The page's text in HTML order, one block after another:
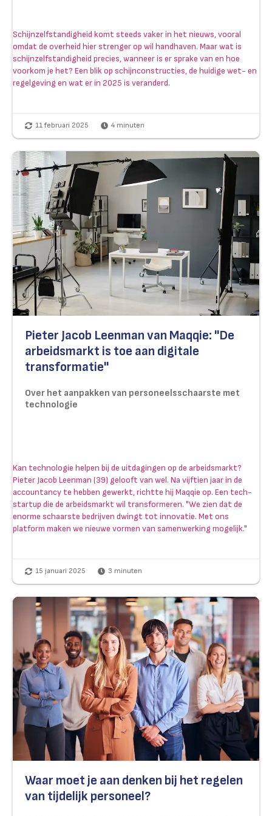
Schijnzelfstandigheid komt steeds vaker in het nieuws, vooral
omdat de overheid hier strenger op wil handhaven. Maar wat is
schijnzelfstandigheid precies, wanneer is er sprake van en hoe
voorkom je het? Een blik op schijnconstructies, de huidige wet- en
regelgeving en wat er in 2025 is veranderd.
11 februari 2025 4 minuten
Pieter Jacob Leenman van Maqqie: "De
arbeidsmarkt is toe aan digitale
transformatie"
Over het aanpakken van personeelsschaarste met
technologie
Kan technologie helpen bij de uitdagingen op de arbeidsmarkt?
Pieter Jacob Leenman (39) gelooft van wel. Na vijftien jaar in de
accountancy te hebben gewerkt, richtte hij Maqqie op. Een tech-
startup die de arbeidsmarkt wil transformeren. "We zien dat de
enorme schaarste bedrijven dwingt tot innovatie. Met ons
platform maken we nieuwe vormen van samenwerking mogelijk."
15 januari 2025 3 minuten
Waar moet je aan denken bij het regelen
van tijdelijk personeel?